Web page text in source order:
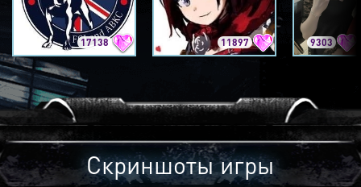
17138 11897 9303
Скриншоты игры